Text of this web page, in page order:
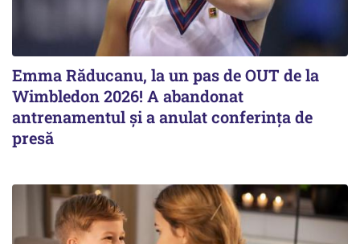
Emma Răducanu, la un pas de OUT de la
Wimbledon 2026! A abandonat
antrenamentul și a anulat conferința de
presă